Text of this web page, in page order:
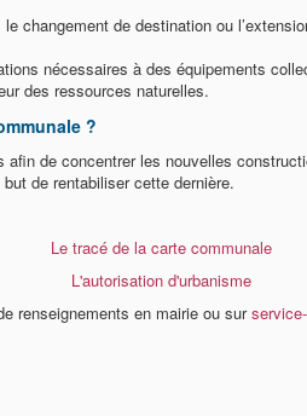
le changement de destination ou
nécessaires à des équipements
des ressources naturelles.
?
afin de concentrer les nouvelles
de rentabiliser cette dernière.
Le tracé de la carte communale
L'autorisation d'urbanisme
renseignements en mairie ou sur